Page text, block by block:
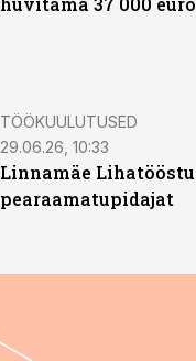
ST
TÖÖKUULUTUSED
29.06.26, 10:33
Linnamäe
pearaamatupidajat